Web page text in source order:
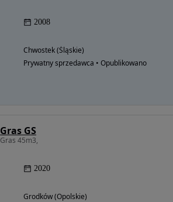
2008
Chwostek (Śląskie)
Prywatny sprzedawca • Opublikowano
Gras GS
Gras 45m3,
2020
Grodków (Opolskie)